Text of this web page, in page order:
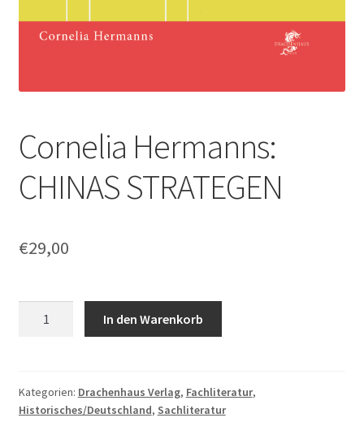
Cornelia Hermanns:
CHINAS STRATEGEN
€29,00
Menge
In den Warenkorb
Kategorien: Drachenhaus Verlag, Fachliteratur,
Historisches/Deutschland, Sachliteratur